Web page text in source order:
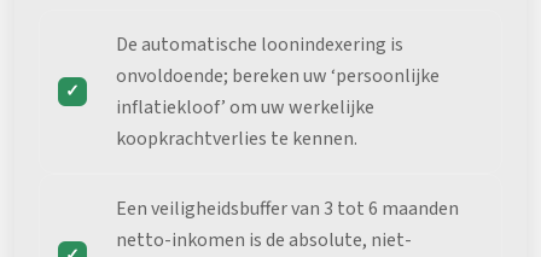
De automatische loonindexering is
onvoldoende; bereken uw ‘persoonlijke
inflatiekloof’ om uw werkelijke
koopkrachtverlies te kennen.
Een veiligheidsbuffer van 3 tot 6 maanden
netto-inkomen is de absolute, niet-